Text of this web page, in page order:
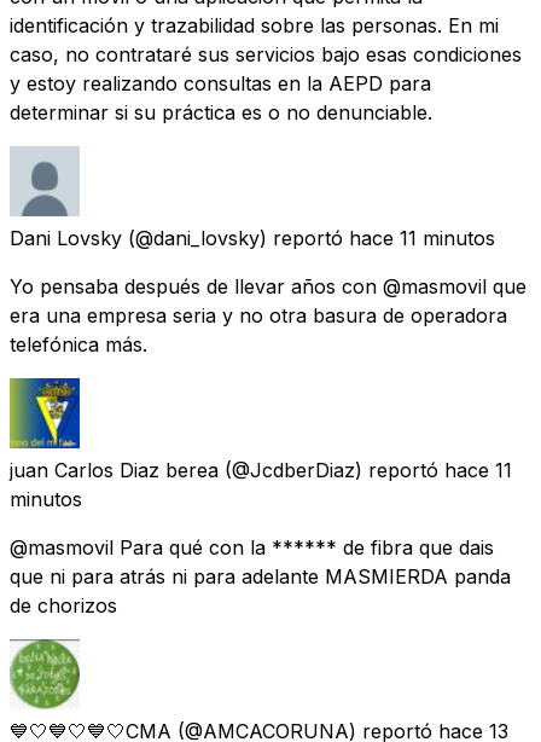
identificación y trazabilidad sobre las personas. En mi
caso, no contrataré sus servicios bajo esas condiciones
y estoy realizando consultas en la AEPD para
determinar si su práctica es o no denunciable.
Dani Lovsky (@dani_lovsky) reportó hace 11 minutos
Yo pensaba después de llevar años con @masmovil que
era una empresa seria y no otra basura de operadora
telefónica más.
juan Carlos Diaz berea (@JcdberDiaz) reportó hace 11
minutos
@masmovil Para qué con la ****** de fibra que dais
que ni para atrás ni para adelante MASMIERDA panda
de chorizos
💙🤍💙🤍💙🤍CMA (@AMCACORUNA) reportó hace 13